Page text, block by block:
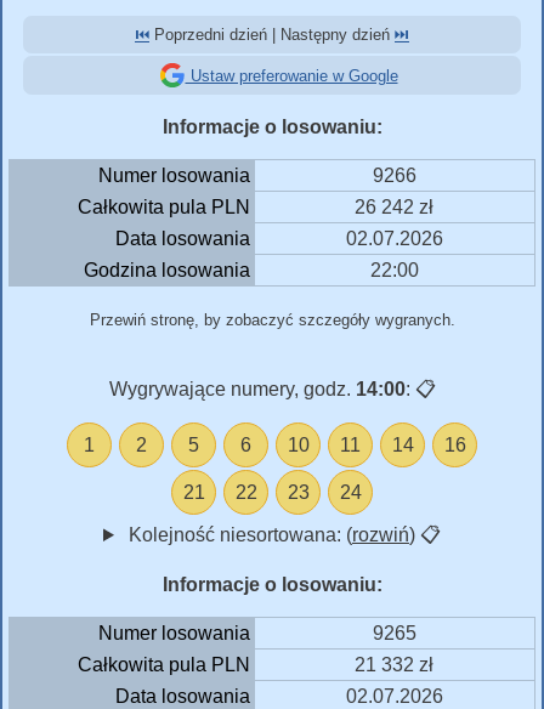
⏮️ Poprzedni dzień | Następny dzień ⏭️
Ustaw preferowanie w Google
Informacje o losowaniu:
Numer losowania
9266
Całkowita pula PLN
26 242 zł
Data losowania
02.07.2026
Godzina losowania
22:00
Przewiń stronę, by zobaczyć szczegóły wygranych.
Wygrywające numery, godz. 14:00: 📋
1 2 5 6 10 11 14 16
21 22 23 24
Kolejność niesortowana: (rozwiń) 📋
Informacje o losowaniu:
Numer losowania
9265
Całkowita pula PLN
21 332 zł
Data losowania
02.07.2026